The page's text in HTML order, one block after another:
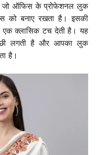
है जो ऑफिस के प्रोफेशनल लुक
को बनाए रखता है। इसकी
एक क्लासिक टच देती है। यह
लगती है और आपका लुक
है।